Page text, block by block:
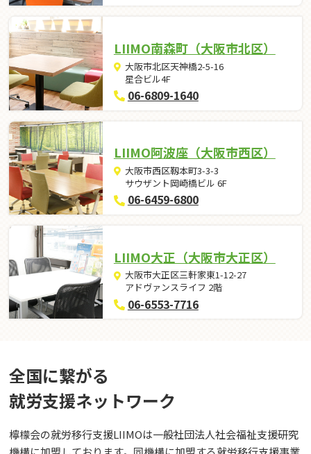
LIIMO南森町（大阪市北区）
大阪市北区天神橋2-5-16
星合ビル4F
06-6809-1640
LIIMO阿波座（大阪市西区）
大阪市西区靱本町3-3-3
サウザント岡崎橋ビル 6F
06-6459-6800
LIIMO大正（大阪市大正区）
大阪市大正区三軒家東1-12-27
アドヴァンスライフ 2階
06-6553-7716
全国に繋がる
就労⽀援ネットワーク
檸檬会の就労移行支援LIIMOは一般社団法人社会福祉支援研究